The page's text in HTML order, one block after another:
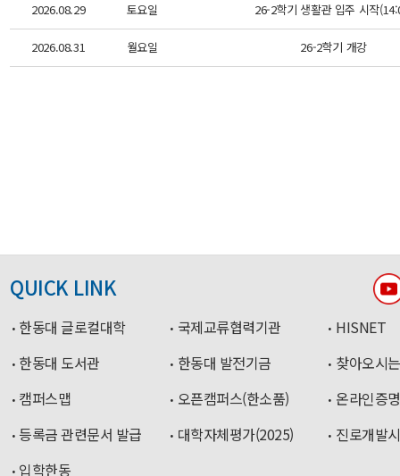
2026.08.29 토요일 26-2학기 생활관 입주 시작
2026.08.31 월요일 26-2학기 개강
QUICK LINK
한동대 글로컬대학 국제교류협력기관
HISNET
한동대 도서관
한동대 발전기금
찾아오시
캠퍼스맵
오픈캠퍼스(한소품)
온라인증
등록금 관련문서 발급
대학자체평가(2025)
진로개발
입학한동